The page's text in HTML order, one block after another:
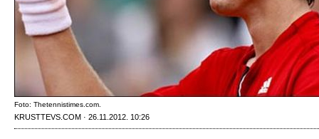
Foto: Thetennistimes.com.
KRUSTTEVS.COM · 26.11.2012. 10:26